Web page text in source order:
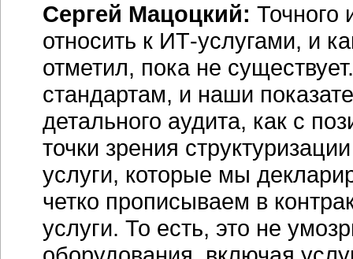
Сергей Мацоцкий: Точного
относить к ИТ-услугами, и
отметил, пока не
стандартам, и наши
детального аудита, как с
точки зрения
услуги, которые мы
четко прописываем в
услуги. То есть, это не